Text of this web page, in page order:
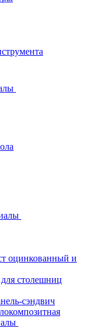
оцинкованный и
столешниц
сэндвич